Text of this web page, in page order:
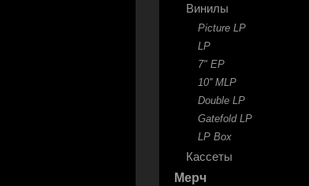
Винилы
Picture LP
LP
7" EP
10'' MLP
Double LP
Gatefold LP
LP Box
Кассеты
Мерч